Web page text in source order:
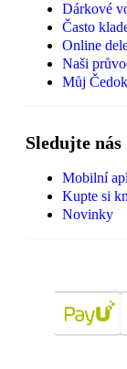
Dárkové
Často
Online
Naši
Můj Čedok
Sledujte nás
Mobilní
Kupte si
Novinky